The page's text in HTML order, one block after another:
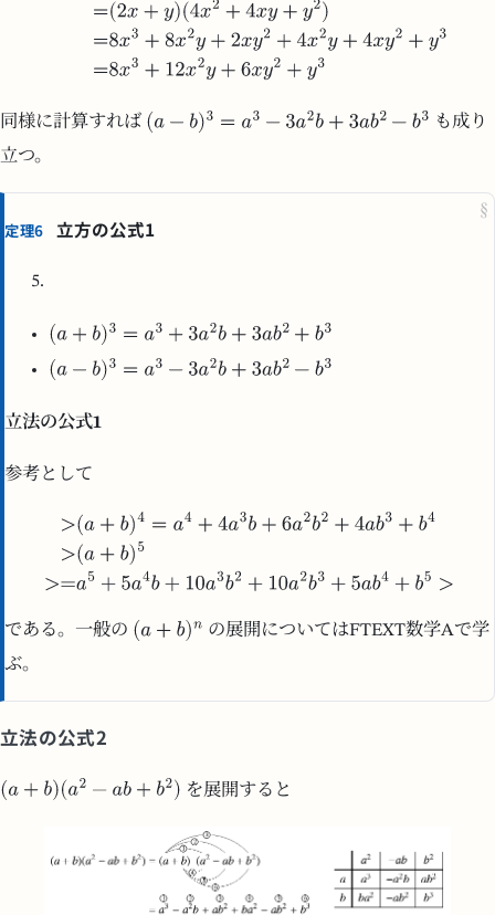
同様に計算すれば
も成り
立つ。
§
定理6 立方の公式1
立法の公式1
参考として
である。一般の
の展開についてはFTEXT数学Aで学
ぶ。
立法の公式2
を展開すると